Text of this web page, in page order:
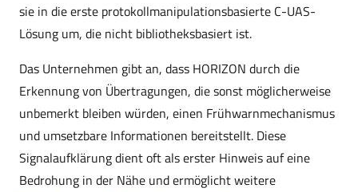
sie in die erste protokollmanipulationsbasierte C-UAS-
Lösung um, die nicht bibliotheksbasiert ist.
Das Unternehmen gibt an, dass HORIZON durch die
Erkennung von Übertragungen, die sonst möglicherweise
unbemerkt bleiben würden, einen Frühwarnmechanismus
und umsetzbare Informationen bereitstellt. Diese
Signalaufklärung dient oft als erster Hinweis auf eine
Bedrohung in der Nähe und ermöglicht weitere